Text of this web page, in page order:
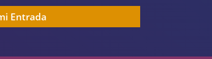
Entrada